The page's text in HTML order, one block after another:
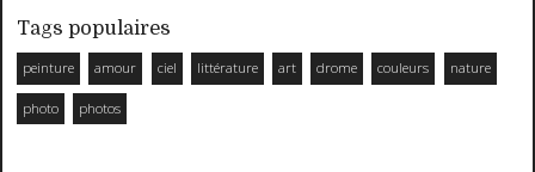
Tags populaires
peinture amour ciel littérature art drome couleurs nature
photo photos